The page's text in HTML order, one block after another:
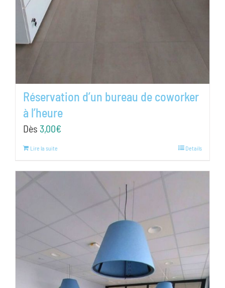
Réservation d’un bureau de coworker
à l’heure
Dès 3,00€
Lire la suite Details